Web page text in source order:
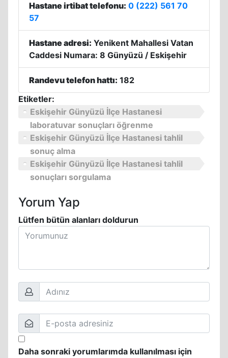
Hastane irtibat telefonu: 0 (222) 561 70
57
Hastane adresi: Yenikent Mahallesi Vatan
Caddesi Numara: 8 Günyüzü / Eskişehir
Randevu telefon hattı: 182
Etiketler:
Eskişehir Günyüzü İlçe Hastanesi
laboratuvar sonuçları öğrenme
Eskişehir Günyüzü İlçe Hastanesi tahlil
sonuç alma
Eskişehir Günyüzü İlçe Hastanesi tahlil
sonuçları sorgulama
Yorum Yap
Lütfen bütün alanları doldurun
Daha sonraki yorumlarımda kullanılması için